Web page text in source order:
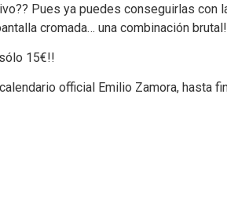
Pues ya puedes conseguirlas con
cromada… una combinación brutal!
15€!!
official Emilio Zamora, hasta